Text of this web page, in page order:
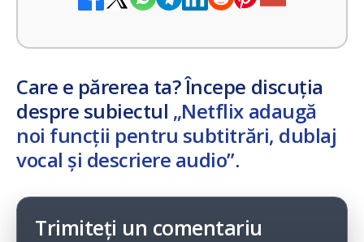
Care e părerea ta? Începe discuția
despre subiectul „Netflix adaugă
noi funcții pentru subtitrări, dublaj
vocal și descriere audio”.
Trimiteți un comentariu